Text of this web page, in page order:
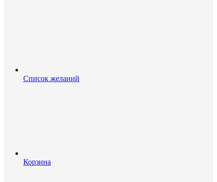
Список желаний
Корзина